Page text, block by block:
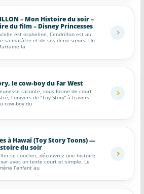
– Mon Histoire du soir –
du film – Disney Princesses
est orpheline, Cendrillon est au
sa marâtre et de ses demi-sœurs. Un
la
le cow-boy du Far West
raconte, sous forme de court
l’univers de “Toy Story” à travers
cow-boy du
à Hawaï (Toy Story Toons) —
du soir
se coucher, découvrez une histoire
avec un texte court et simple. Le
l’enfant au